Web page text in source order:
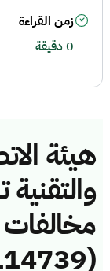
هيئة
زمن القراءة
0 دقيقة